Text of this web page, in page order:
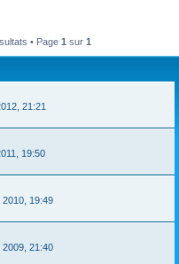
• Page 1 sur 1
21:21
19:50
2010, 19:49
2009, 21:40